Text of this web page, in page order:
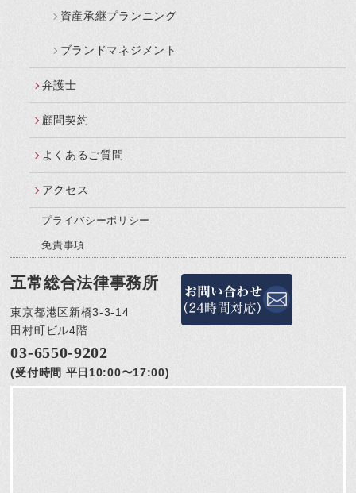
資産承継プランニング
ブランドマネジメント
弁護士
顧問契約
よくあるご質問
アクセス
プライバシーポリシー
免責事項
五常総合法律事務所
東京都港区新橋3-3-14
田村町ビル4階
03-6550-9202
(受付時間 平日10:00〜17:00)